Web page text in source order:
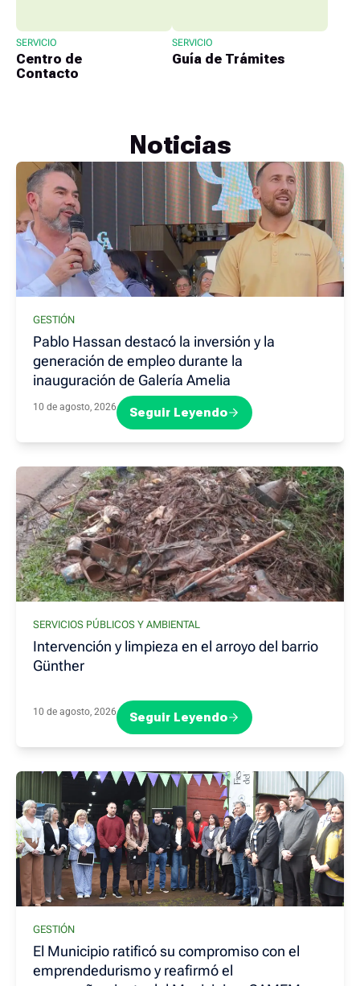
SERVICIO
Centro de
Contacto
SERVICIO
Guía de Trámites
Noticias
GESTIÓN
Pablo Hassan destacó la inversión y la
generación de empleo durante la
inauguración de Galería Amelia
10 de agosto, 2026 Seguir Leyendo
SERVICIOS PÚBLICOS Y AMBIENTAL
Intervención y limpieza en el arroyo del barrio
Günther
10 de agosto, 2026 Seguir Leyendo
GESTIÓN
El Municipio ratificó su compromiso con el
emprendedurismo y reafirmó el